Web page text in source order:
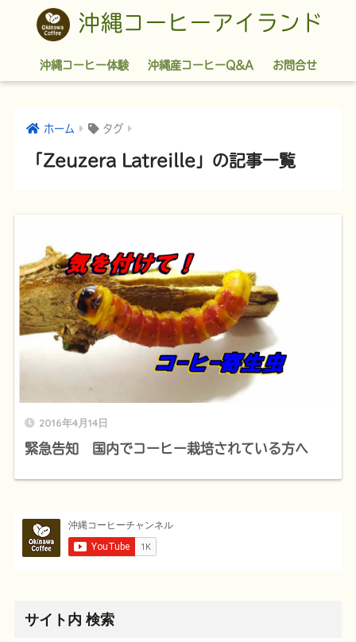
沖縄コーヒーアイランド
沖縄コーヒー体験 沖縄産コーヒーQ&A お問合せ
ホーム タグ
「Zeuzera Latreille」の記事一覧
2016年4月14日
緊急告知 国内でコーヒー栽培されている方へ
サイト内 検索